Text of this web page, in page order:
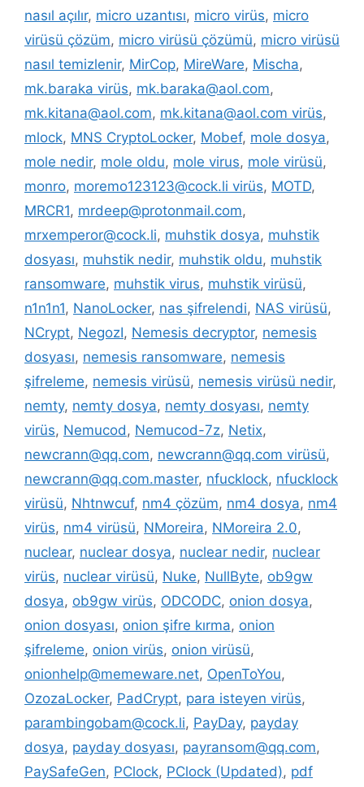
nasıl açılır, micro uzantısı, micro virüs, micro
virüsü çözüm, micro virüsü çözümü, micro virüsü
nasıl temizlenir, MirCop, MireWare, Mischa,
mk.baraka virüs, mk.baraka@aol.com,
mk.kitana@aol.com, mk.kitana@aol.com virüs,
mlock, MNS CryptoLocker, Mobef, mole dosya,
mole nedir, mole oldu, mole virus, mole virüsü,
monro, moremo123123@cock.li virüs, MOTD,
MRCR1, mrdeep@protonmail.com,
mrxemperor@cock.li, muhstik dosya, muhstik
dosyası, muhstik nedir, muhstik oldu, muhstik
ransomware, muhstik virus, muhstik virüsü,
n1n1n1, NanoLocker, nas şifrelendi, NAS virüsü,
NCrypt, NegozI, Nemesis decryptor, nemesis
dosyası, nemesis ransomware, nemesis
şifreleme, nemesis virüsü, nemesis virüsü nedir,
nemty, nemty dosya, nemty dosyası, nemty
virüs, Nemucod, Nemucod-7z, Netix,
newcrann@qq.com, newcrann@qq.com virüsü,
newcrann@qq.com.master, nfucklock, nfucklock
virüsü, Nhtnwcuf, nm4 çözüm, nm4 dosya, nm4
virüs, nm4 virüsü, NMoreira, NMoreira 2.0,
nuclear, nuclear dosya, nuclear nedir, nuclear
virüs, nuclear virüsü, Nuke, NullByte, ob9gw
dosya, ob9gw virüs, ODCODC, onion dosya,
onion dosyası, onion şifre kırma, onion
şifreleme, onion virüs, onion virüsü,
onionhelp@memeware.net, OpenToYou,
OzozaLocker, PadCrypt, para isteyen virüs,
parambingobam@cock.li, PayDay, payday
dosya, payday dosyası, payransom@qq.com,
PaySafeGen, PClock, PClock (Updated), pdf